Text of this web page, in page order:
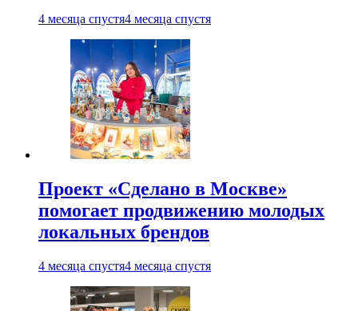
4 месяца спустя4 месяца спустя
Проект «Сделано в Москве»
помогает продвижению молодых
локальных брендов
4 месяца спустя4 месяца спустя